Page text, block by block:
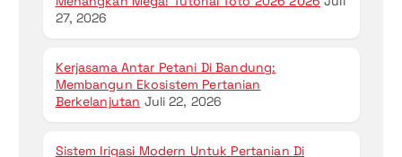
27, 2026
Kerjasama Antar Petani Di Bandung:
Membangun Ekosistem Pertanian
Berkelanjutan Juli 22, 2026
Sistem Irigasi Modern Untuk Pertanian Di